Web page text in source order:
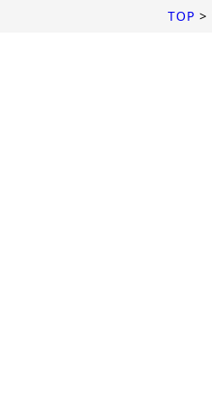
TOP >